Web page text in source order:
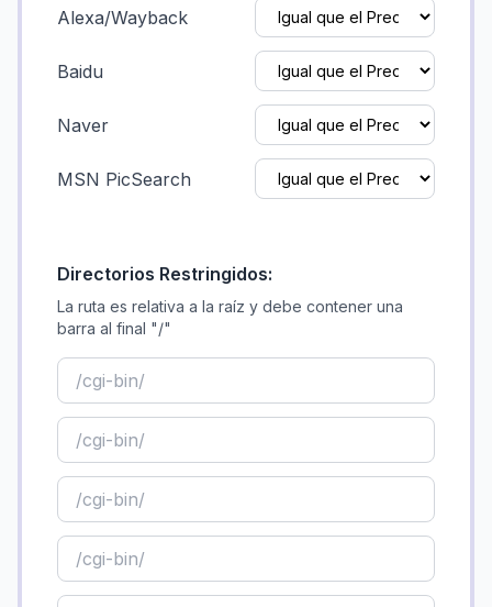
Alexa/Wayback
Baidu
Naver
MSN PicSearch
Directorios Restringidos:
La ruta es relativa a la raíz y debe contener una
barra al final "/"